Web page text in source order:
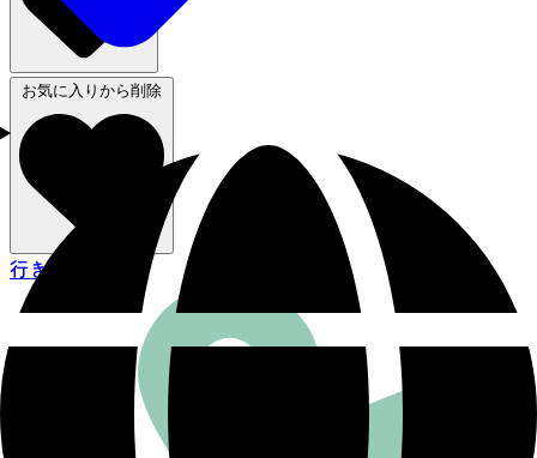
お気に入りから削除
行き方を見る